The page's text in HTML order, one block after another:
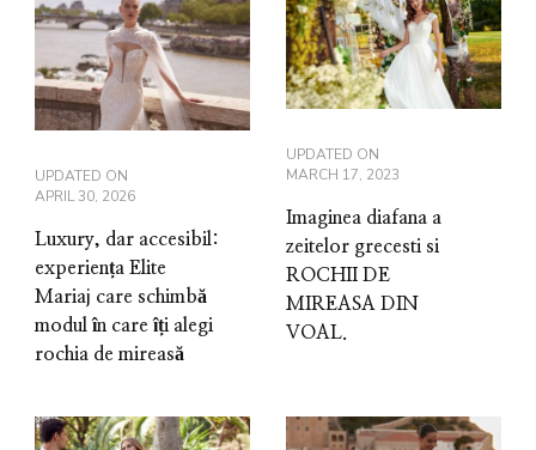
UPDATED ON
APRIL 30, 2026
Luxury, dar accesibil:
experiența Elite
Mariaj care schimbă
modul în care îți alegi
rochia de mireasă
UPDATED ON
MARCH 17, 2023
Imaginea diafana a
zeitelor grecesti si
ROCHII DE
MIREASA DIN
VOAL.